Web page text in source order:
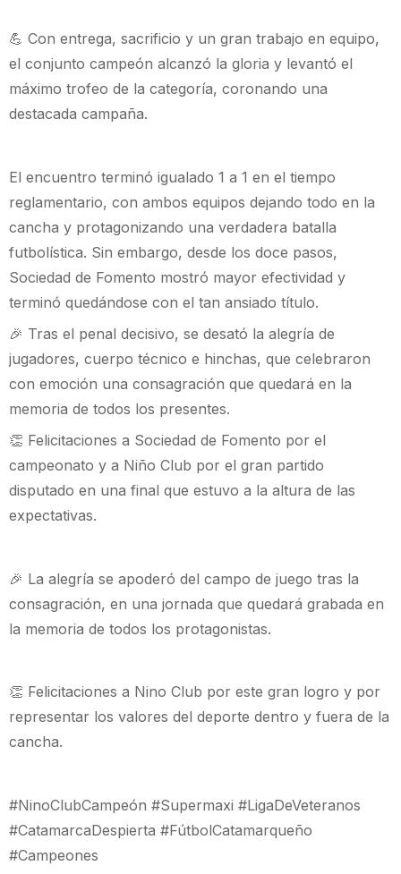
💪 Con entrega, sacrificio y un gran trabajo en equipo,
el conjunto campeón alcanzó la gloria y levantó el
máximo trofeo de la categoría, coronando una
destacada campaña.
El encuentro terminó igualado 1 a 1 en el tiempo
reglamentario, con ambos equipos dejando todo en la
cancha y protagonizando una verdadera batalla
futbolística. Sin embargo, desde los doce pasos,
Sociedad de Fomento mostró mayor efectividad y
terminó quedándose con el tan ansiado título.
🎉 Tras el penal decisivo, se desató la alegría de
jugadores, cuerpo técnico e hinchas, que celebraron
con emoción una consagración que quedará en la
memoria de todos los presentes.
👏 Felicitaciones a Sociedad de Fomento por el
campeonato y a Niño Club por el gran partido
disputado en una final que estuvo a la altura de las
expectativas.
🎉 La alegría se apoderó del campo de juego tras la
consagración, en una jornada que quedará grabada en
la memoria de todos los protagonistas.
👏 Felicitaciones a Nino Club por este gran logro y por
representar los valores del deporte dentro y fuera de la
cancha.
#NinoClubCampeón #Supermaxi #LigaDeVeteranos
#CatamarcaDespierta #FútbolCatamarqueño
#Campeones